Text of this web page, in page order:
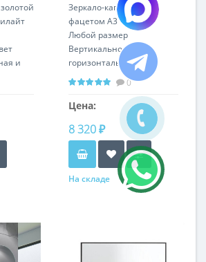
и
Зеркало-капсула с
фацетом A3
Любой размер
Вертикальное и
горизонтальное
0
Цена:
8 320 ₽
На складе